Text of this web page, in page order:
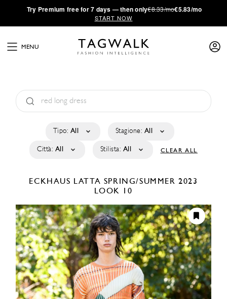
·Try Premium free for 7 days — then only€8.33/mo€5.83/mo
START NOW
MENU
Tipo: All Stagione: All
Città: All Stilista: All CLEAR ALL
ECKHAUS LATTA SPRING/SUMMER 2023
LOOK 10